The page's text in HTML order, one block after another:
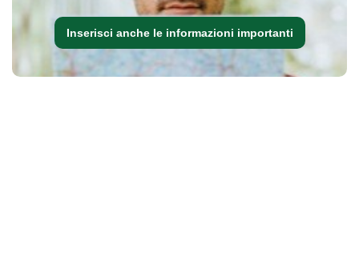
Inserisci anche le informazioni importanti